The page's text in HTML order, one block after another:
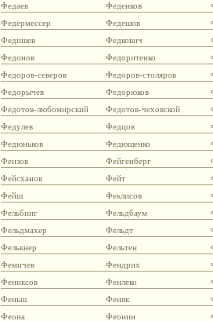
Федаев
Феденков
Федермессер
Федешов
Федишев
Федкович
Федонов
Федоритенко
Федоров-северов
Федоров-столяров
Федорычев
Федорюков
Федотов-любомирский
Федотов-чеховской
Федулев
Федцов
Федюньков
Федющенко
Феизов
Фейгенберг
Фейсханов
Фейт
Фейш
Феклисов
Фельбинг
Фельдбаум
Фельдмахер
Фельдт
Фелькнер
Фельтен
Фемичев
Фендрих
Фениксов
Фенлеко
Феньш
Феняк
Феона
Феонин